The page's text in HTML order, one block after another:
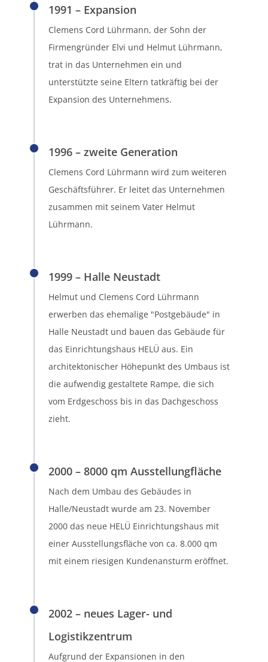
1991 – Expansion
Clemens Cord Lührmann, der Sohn der
Firmengründer Elvi und Helmut Lührmann,
trat in das Unternehmen ein und
unterstützte seine Eltern tatkräftig bei der
Expansion des Unternehmens.
1996 – zweite Generation
Clemens Cord Lührmann wird zum weiteren
Geschäftsführer. Er leitet das Unternehmen
zusammen mit seinem Vater Helmut
Lührmann.
1999 – Halle Neustadt
Helmut und Clemens Cord Lührmann
erwerben das ehemalige "Postgebäude" in
Halle Neustadt und bauen das Gebäude für
das Einrichtungshaus HELÜ aus. Ein
architektonischer Höhepunkt des Umbaus ist
die aufwendig gestaltete Rampe, die sich
vom Erdgeschoss bis in das Dachgeschoss
zieht.
2000 – 8000 qm Ausstellungfläche
Nach dem Umbau des Gebäudes in
Halle/Neustadt wurde am 23. November
2000 das neue HELÜ Einrichtungshaus mit
einer Ausstellungsfläche von ca. 8.000 qm
mit einem riesigen Kundenansturm eröffnet.
2002 – neues Lager- und
Logistikzentrum
Aufgrund der Expansionen in den